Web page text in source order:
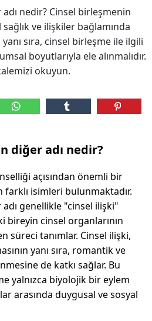
nedir? Cinsel birleşmenin
ve ilişkiler bağlamında
sıra, cinsel birleşme ile ilgili
boyutlarıyla ele alınmalıdır.
okuyun.
diğer adı nedir?
açısından önemli bir
farklı isimleri bulunmaktadır.
genellikle "cinsel ilişki"
bireyin cinsel organlarının
süreci tanımlar. Cinsel ilişki,
yanı sıra, romantik ve
de katkı sağlar. Bu
yalnızca biyolojik bir eylem
arasında duygusal ve sosyal